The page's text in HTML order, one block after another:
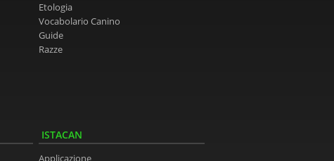
Etologia
Vocabolario Canino
Guide
Razze
ISTACAN